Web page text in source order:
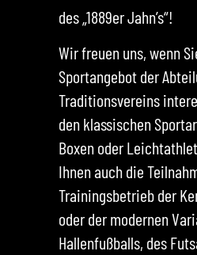
des „1889er Jahn’s“!
Wir freuen uns, wenn
Sportangebot der
Traditionsvereins
den klassischen
Boxen oder
Ihnen auch die
Trainingsbetrieb der
oder der modernen
Hallenfußballs, des